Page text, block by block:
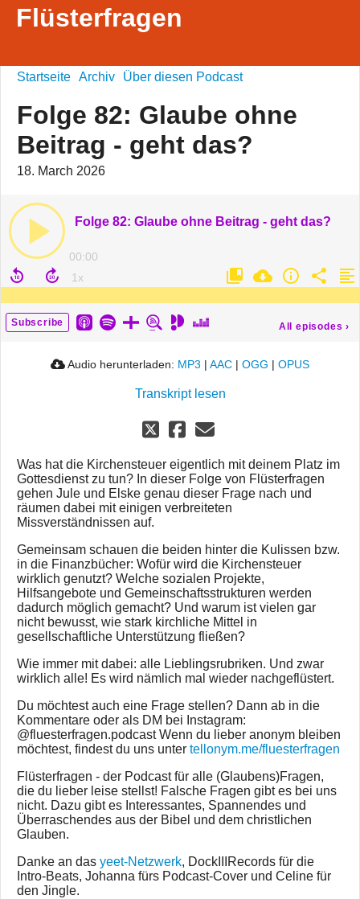
Flüsterfragen
Startseite Archiv Über diesen Podcast
Folge 82: Glaube ohne
Beitrag - geht das?
18. March 2026
Folge 82: Glaube ohne Beitrag - geht das?
00:00
Subscribe All episodes ›
Audio herunterladen: MP3 | AAC | OGG | OPUS
Transkript lesen
Was hat die Kirchensteuer eigentlich mit deinem Platz im
Gottesdienst zu tun? In dieser Folge von Flüsterfragen
gehen Jule und Elske genau dieser Frage nach und
räumen dabei mit einigen verbreiteten
Missverständnissen auf.
Gemeinsam schauen die beiden hinter die Kulissen bzw.
in die Finanzbücher: Wofür wird die Kirchensteuer
wirklich genutzt? Welche sozialen Projekte,
Hilfsangebote und Gemeinschaftsstrukturen werden
dadurch möglich gemacht? Und warum ist vielen gar
nicht bewusst, wie stark kirchliche Mittel in
gesellschaftliche Unterstützung fließen?
Wie immer mit dabei: alle Lieblingsrubriken. Und zwar
wirklich alle! Es wird nämlich mal wieder nachgeflüstert.
Du möchtest auch eine Frage stellen? Dann ab in die
Kommentare oder als DM bei Instagram:
@fluesterfragen.podcast Wenn du lieber anonym bleiben
möchtest, findest du uns unter tellonym.me/fluesterfragen
Flüsterfragen - der Podcast für alle (Glaubens)Fragen,
die du lieber leise stellst! Falsche Fragen gibt es bei uns
nicht. Dazu gibt es Interessantes, Spannendes und
Überraschendes aus der Bibel und dem christlichen
Glauben.
Danke an das yeet-Netzwerk, DockIIIRecords für die
Intro-Beats, Johanna fürs Podcast-Cover und Celine für
den Jingle.